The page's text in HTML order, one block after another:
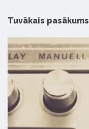
Tuvākais pasākums